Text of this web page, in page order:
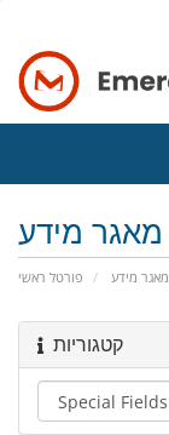
מאגר מידע
פורטל ראשי מאגר מידע
קטגוריות